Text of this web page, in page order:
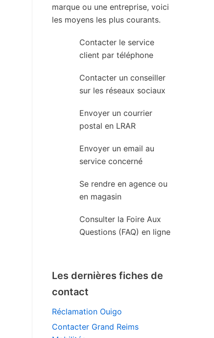
marque ou une entreprise, voici
les moyens les plus courants.
Contacter le service
client par téléphone
Contacter un conseiller
sur les réseaux sociaux
Envoyer un courrier
postal en LRAR
Envoyer un email au
service concerné
Se rendre en agence ou
en magasin
Consulter la Foire Aux
Questions (FAQ) en ligne
Les dernières fiches de
contact
Réclamation Ouigo
Contacter Grand Reims